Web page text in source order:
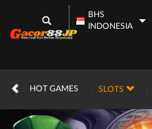
BHS
INDONESIA
HOT GAMES SLOTS
IDR